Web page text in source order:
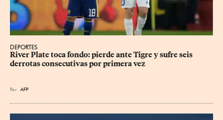
DEPORTES
River Plate toca fondo: pierde ante Tigre y sufre seis
derrotas consecutivas por primera vez
Por AFP